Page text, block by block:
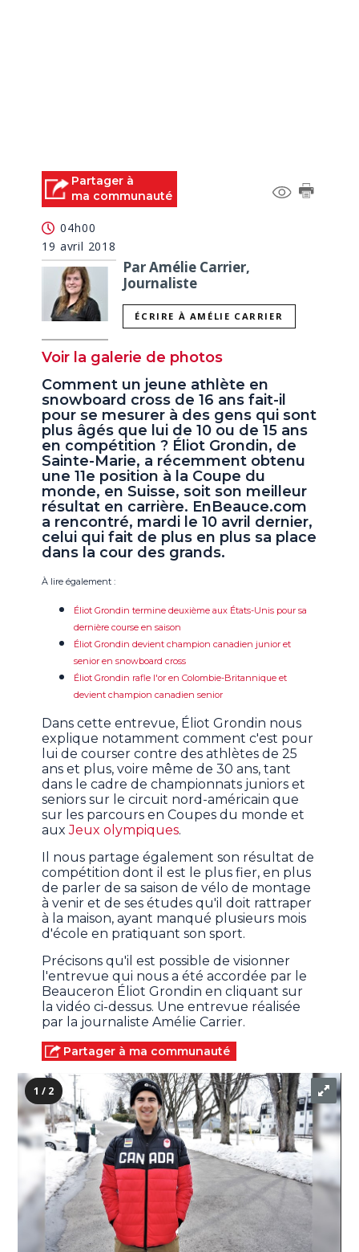
Partager à
ma communauté
04h00
19 avril 2018
Par Amélie Carrier,
Journaliste
ÉCRIRE À AMÉLIE CARRIER
Voir la galerie de photos
Comment un jeune athlète en
snowboard cross de 16 ans fait-il
pour se mesurer à des gens qui sont
plus âgés que lui de 10 ou de 15 ans
en compétition ? Éliot Grondin, de
Sainte-Marie, a récemment obtenu
une 11e position à la Coupe du
monde, en Suisse, soit son meilleur
résultat en carrière. EnBeauce.com
a rencontré, mardi le 10 avril dernier,
celui qui fait de plus en plus sa place
dans la cour des grands.
À lire également :
Éliot Grondin termine deuxième aux États-Unis pour sa
dernière course en saison
Éliot Grondin devient champion canadien junior et
senior en snowboard cross
Éliot Grondin rafle l'or en Colombie-Britannique et
devient champion canadien senior
Dans cette entrevue, Éliot Grondin nous
explique notamment comment c'est pour
lui de courser contre des athlètes de 25
ans et plus, voire même de 30 ans, tant
dans le cadre de championnats juniors et
seniors sur le circuit nord-américain que
sur les parcours en Coupes du monde et
auxJeux olympiques.
Il nous partage également son résultat de
compétition dont il est le plus fier, en plus
de parler de sa saison de vélo de montage
à venir et de ses études qu'il doit rattraper
à la maison, ayant manqué plusieurs mois
d'école en pratiquant son sport.
Précisons qu'il est possible de visionner
l'entrevue qui nous a été accordée par le
Beauceron Éliot Grondin en cliquant sur
la vidéo ci-dessus. Une entrevue réalisée
par la journaliste Amélie Carrier.
Partager à ma communauté
1 / 2